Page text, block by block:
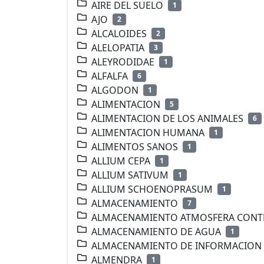
AIRE DEL SUELO 1
AJO 2
ALCALOIDES 2
ALELOPATIA 3
ALEYRODIDAE 1
ALFALFA 6
ALGODON 1
ALIMENTACION 5
ALIMENTACION DE LOS ANIMALES 6
ALIMENTACION HUMANA 1
ALIMENTOS SANOS 1
ALLIUM CEPA 1
ALLIUM SATIVUM 1
ALLIUM SCHOENOPRASUM 1
ALMACENAMIENTO 7
ALMACENAMIENTO ATMOSFERA
ALMACENAMIENTO DE AGUA 1
ALMACENAMIENTO DE INFORMACION
ALMENDRA 1